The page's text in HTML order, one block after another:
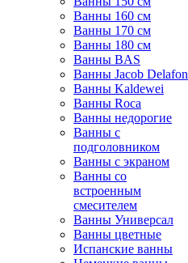
Ванны 160 см
Ванны 170 см
Ванны 180 см
Ванны BAS
Ванны Jacob Delafon
Ванны Kaldewei
Ванны Roca
Ванны недорогие
Ванны с
подголовником
Ванны с экраном
Ванны со
встроенным
смесителем
Ванны Универсал
Ванны цветные
Испанские ванны